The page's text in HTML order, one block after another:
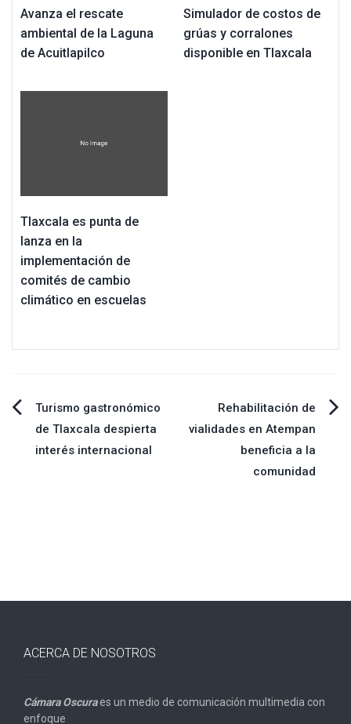
Avanza el rescate
ambiental de la Laguna
de Acuitlapilco
Simulador de costos de
grúas y corralones
disponible en Tlaxcala
Tlaxcala es punta de
lanza en la
implementación de
comités de cambio
climático en escuelas
Navegación
de
Turismo gastronómico
de Tlaxcala despierta
interés internacional
Rehabilitación de
vialidades en Atempan
beneficia a la
comunidad
ACERCA DE NOSOTROS
Cámara Oscuraes un medio de comunicación multimedia con
enfoque